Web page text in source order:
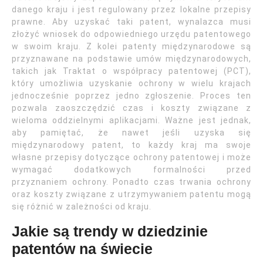
danego kraju i jest regulowany przez lokalne przepisy
prawne. Aby uzyskać taki patent, wynalazca musi
złożyć wniosek do odpowiedniego urzędu patentowego
w swoim kraju. Z kolei patenty międzynarodowe są
przyznawane na podstawie umów międzynarodowych,
takich jak Traktat o współpracy patentowej (PCT),
który umożliwia uzyskanie ochrony w wielu krajach
jednocześnie poprzez jedno zgłoszenie. Proces ten
pozwala zaoszczędzić czas i koszty związane z
wieloma oddzielnymi aplikacjami. Ważne jest jednak,
aby pamiętać, że nawet jeśli uzyska się
międzynarodowy patent, to każdy kraj ma swoje
własne przepisy dotyczące ochrony patentowej i może
wymagać dodatkowych formalności przed
przyznaniem ochrony. Ponadto czas trwania ochrony
oraz koszty związane z utrzymywaniem patentu mogą
się różnić w zależności od kraju.
Jakie są trendy w dziedzinie
patentów na świecie